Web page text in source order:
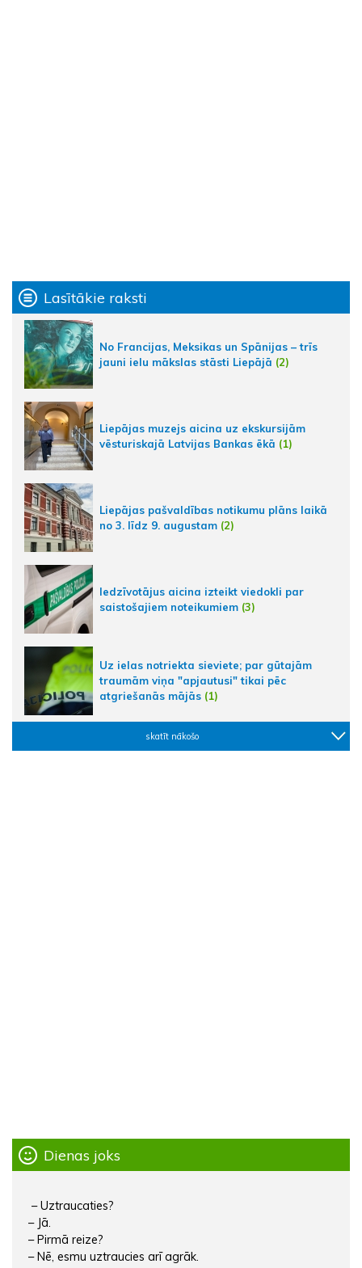
Lasītākie raksti
No Francijas, Meksikas un Spānijas – trīs
jauni ielu mākslas stāsti Liepājā (2)
Liepājas muzejs aicina uz ekskursijām
vēsturiskajā Latvijas Bankas ēkā (1)
Liepājas pašvaldības notikumu plāns laikā
no 3. līdz 9. augustam (2)
Iedzīvotājus aicina izteikt viedokli par
saistošajiem noteikumiem (3)
Uz ielas notriekta sieviete; par gūtajām
traumām viņa "apjautusi" tikai pēc
atgriešanās mājās (1)
skatīt nākošo
Dienas joks
– Uztraucaties?
– Jā.
– Pirmā reize?
– Nē, esmu uztraucies arī agrāk.